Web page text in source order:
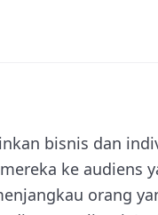
bisnis dan
ke audiens
orang